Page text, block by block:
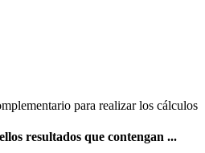
para realizar los cálculos
resultados que contengan ...